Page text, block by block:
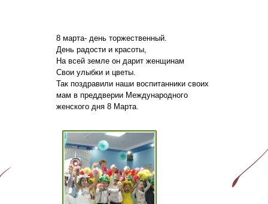
8 марта- день торжественный.
День радости и красоты,
На всей земле он дарит женщинам
Свои улыбки и цветы.
Так поздравили наши воспитанники своих
мам в преддверии Международного
женского дня 8 Марта.